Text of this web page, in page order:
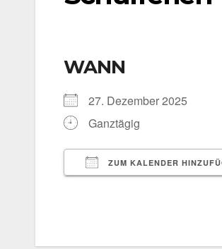
WANN
27. Dezem­ber 2025
Ganz­tä­gig
ZUM KALENDER